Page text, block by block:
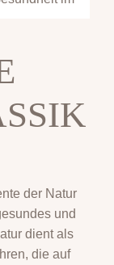
der Natur
und
dient als
die auf